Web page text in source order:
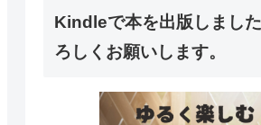
Kindleで本を出版しまし
ろしくお願いします。